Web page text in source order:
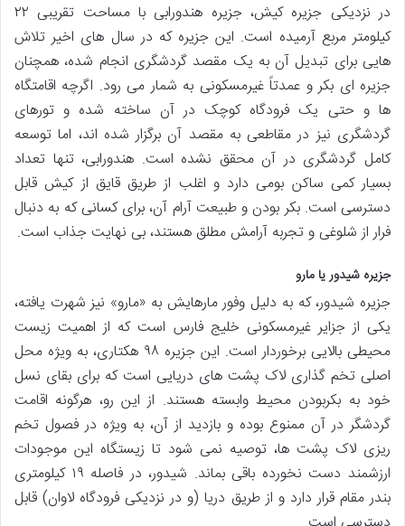
در نزدیکی جزیره کیش، جزیره هندورابی با مساحت تقریبی ۲۲
کیلومتر مربع آرمیده است. این جزیره که در سال های اخیر تلاش
هایی برای تبدیل آن به یک مقصد گردشگری انجام شده، همچنان
جزیره ای بکر و عمدتاً غیرمسکونی به شمار می رود. اگرچه اقامتگاه
ها و حتی یک فرودگاه کوچک در آن ساخته شده و تورهای
گردشگری نیز در مقاطعی به مقصد آن برگزار شده اند، اما توسعه
کامل گردشگری در آن محقق نشده است. هندورابی، تنها تعداد
بسیار کمی ساکن بومی دارد و اغلب از طریق قایق از کیش قابل
دسترسی است. بکر بودن و طبیعت آرام آن، برای کسانی که به دنبال
فرار از شلوغی و تجربه آرامش مطلق هستند، بی نهایت جذاب است.
جزیره شیدور یا مارو
جزیره شیدور، که به دلیل وفور مارهایش به «مارو» نیز شهرت یافته،
یکی از جزایر غیرمسکونی خلیج فارس است که از اهمیت زیست
محیطی بالایی برخوردار است. این جزیره ۹۸ هکتاری، به ویژه محل
اصلی تخم گذاری لاک پشت های دریایی است که برای بقای نسل
خود به بکربودن محیط وابسته هستند. از این رو، هرگونه اقامت
گردشگر در آن ممنوع بوده و بازدید از آن، به ویژه در فصول تخم
ریزی لاک پشت ها، توصیه نمی شود تا زیستگاه این موجودات
ارزشمند دست نخورده باقی بماند. شیدور، در فاصله ۱۹ کیلومتری
بندر مقام قرار دارد و از طریق دریا (و در نزدیکی فرودگاه لاوان) قابل